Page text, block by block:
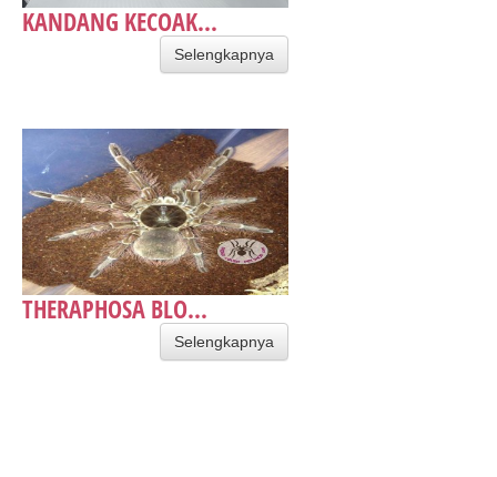
KANDANG KECOAK...
Selengkapnya
THERAPHOSA BLO...
Selengkapnya